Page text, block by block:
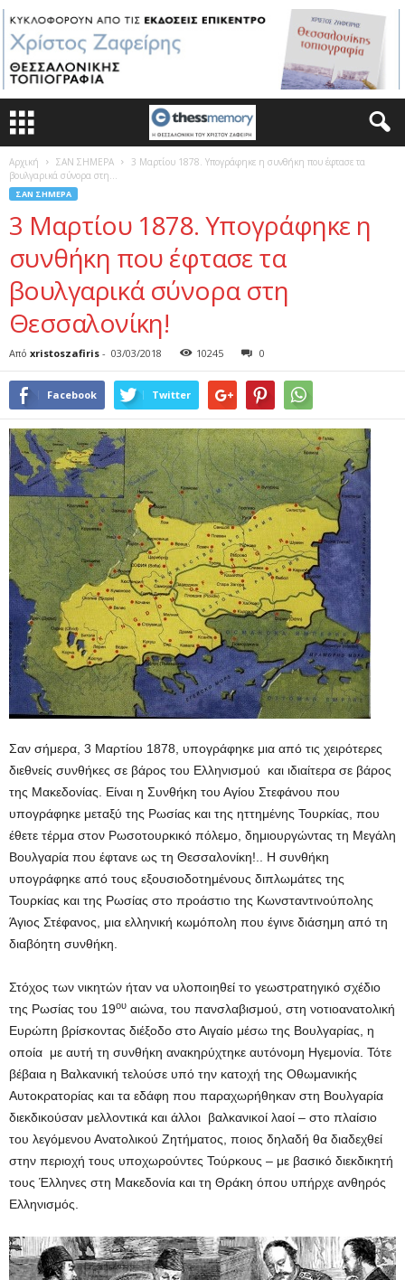
Αρχική ΣΑΝ ΣΗΜΕΡΑ
3 Μαρτίου 1878. Υπογράφηκε η συνθήκη που έφτασε τα
βουλγαρικά σύνορα στη...
ΣΑΝ ΣΗΜΕΡΑ
3 Μαρτίου 1878. Υπογράφηκε η
συνθήκη που έφτασε τα
βουλγαρικά σύνορα στη
Θεσσαλονίκη!
Από xristoszafiris - 03/03/2018 10245 0
Facebook Twitter
Σαν σήμερα, 3 Μαρτίου 1878, υπογράφηκε μια από τις χειρότερες
διεθνείς συνθήκες σε βάρος του Ελληνισμού και ιδιαίτερα σε βάρος
της Μακεδονίας. Είναι η Συνθήκη του Αγίου Στεφάνου που
υπογράφηκε μεταξύ της Ρωσίας και της ηττημένης Τουρκίας, που
έθετε τέρμα στον Ρωσοτουρκικό πόλεμο, δημιουργώντας τη Μεγάλη
Βουλγαρία που έφτανε ως τη Θεσσαλονίκη!.. Η συνθήκη
υπογράφηκε από τους εξουσιοδοτημένους διπλωμάτες της
Τουρκίας και της Ρωσίας στο προάστιο της Κωνσταντινούπολης
Άγιος Στέφανος, μια ελληνική κωμόπολη που έγινε διάσημη από τη
διαβόητη συνθήκη.
Στόχος των νικητών ήταν να υλοποιηθεί το γεωστρατηγικό σχέδιο
της Ρωσίας του 19ου αιώνα, του πανσλαβισμού, στη νοτιοανατολική
Ευρώπη βρίσκοντας διέξοδο στο Αιγαίο μέσω της Βουλγαρίας, η
οποία με αυτή τη συνθήκη ανακηρύχτηκε αυτόνομη Ηγεμονία. Τότε
βέβαια η Βαλκανική τελούσε υπό την κατοχή της Οθωμανικής
Αυτοκρατορίας και τα εδάφη που παραχωρήθηκαν στη Βουλγαρία
διεκδικούσαν μελλοντικά και άλλοι βαλκανικοί λαοί – στο πλαίσιο
του λεγόμενου Ανατολικού Ζητήματος, ποιος δηλαδή θα διαδεχθεί
στην περιοχή τους υποχωρούντες Τούρκους – με βασικό διεκδικητή
τους Έλληνες στη Μακεδονία και τη Θράκη όπου υπήρχε ανθηρός
Ελληνισμός.